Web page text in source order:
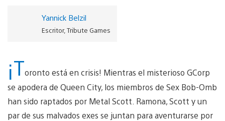
Yannick Belzil
Escritor, Tribute Games
¡Toronto está en crisis! Mientras el misterioso GCorp
se apodera de Queen City, los miembros de Sex Bob-Omb
han sido raptados por Metal Scott. Ramona, Scott y un
par de sus malvados exes se juntan para aventurarse por